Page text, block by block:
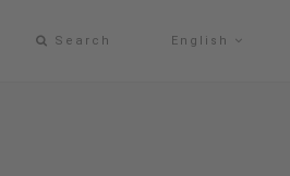
Search English